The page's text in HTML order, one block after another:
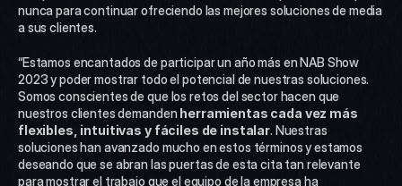
nunca para continuar ofreciendo las mejores soluciones de media
a sus clientes.
“Estamos encantados de participar un año más en NAB Show
2023 y poder mostrar todo el potencial de nuestras soluciones.
Somos conscientes de que los retos del sector hacen que
nuestros clientes demanden herramientas cada vez más
flexibles, intuitivas y fáciles de instalar. Nuestras
soluciones han avanzado mucho en estos términos y estamos
deseando que se abran las puertas de esta cita tan relevante
para mostrar el trabajo que el equipo de la empresa ha